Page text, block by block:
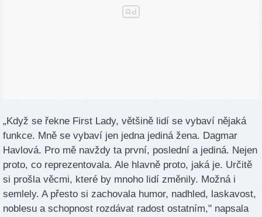
„Když se řekne First Lady, většině lidí se vybaví nějaká
funkce. Mně se vybaví jen jedna jediná žena. Dagmar
Havlová. Pro mě navždy ta první, poslední a jediná. Nejen
proto, co reprezentovala. Ale hlavně proto, jaká je. Určitě
si prošla věcmi, které by mnoho lidí změnily. Možná i
semlely. A přesto si zachovala humor, nadhled, laskavost,
noblesu a schopnost rozdávat radost ostatním," napsala